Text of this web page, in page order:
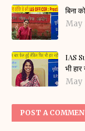
बिना
May
IAS
भी हार
May
POST A